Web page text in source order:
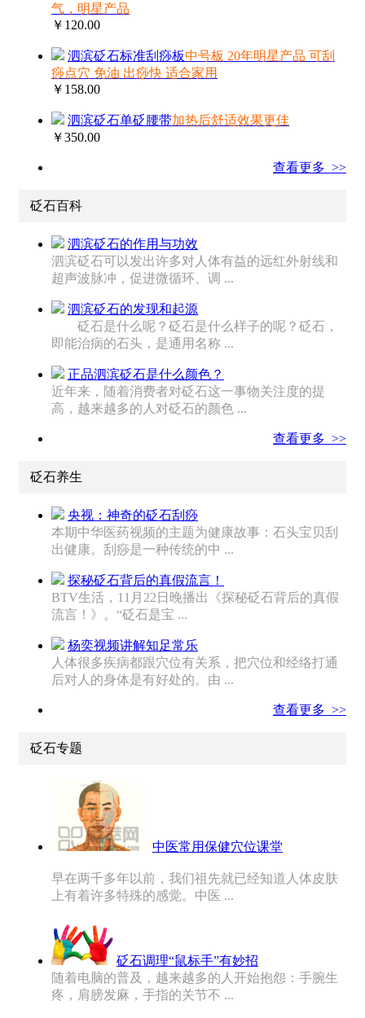
气，明星产品
￥120.00
泗滨砭石标准刮痧板中号板 20年明星产品 可刮
痧点穴 免油 出痧快 适合家用
￥158.00
泗滨砭石单砭腰带加热后舒适效果更佳
￥350.00
查看更多 >>
砭石百科
泗滨砭石的作用与功效
泗滨砭石可以发出许多对人体有益的远红外射线和
超声波脉冲，促进微循环、调 ...
泗滨砭石的发现和起源
砭石是什么呢？砭石是什么样子的呢？砭石，
即能治病的石头，是通用名称 ...
正品泗滨砭石是什么颜色？
近年来，随着消费者对砭石这一事物关注度的提
高，越来越多的人对砭石的颜色 ...
查看更多 >>
砭石养生
央视：神奇的砭石刮痧
本期中华医药视频的主题为健康故事：石头宝贝刮
出健康。刮痧是一种传统的中 ...
探秘砭石背后的真假流言！
BTV生活，11月22日晚播出《探秘砭石背后的真假
流言！》。“砭石是宝 ...
杨奕视频讲解知足常乐
人体很多疾病都跟穴位有关系，把穴位和经络打通
后对人的身体是有好处的。由 ...
查看更多 >>
砭石专题
中医常用保健穴位课堂
早在两千多年以前，我们祖先就已经知道人体皮肤
上有着许多特殊的感觉。中医 ...
砭石调理“鼠标手”有妙招
随着电脑的普及，越来越多的人开始抱怨：手腕生
疼，肩膀发麻，手指的关节不 ...